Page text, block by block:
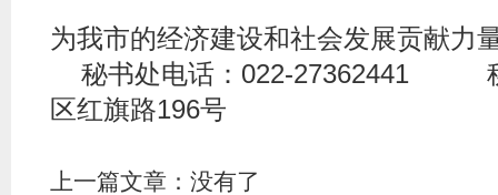
为我市的经济建设和社会发展贡献力
秘书处电话：022-27362441 秘
区红旗路196号
上一篇文章：没有了